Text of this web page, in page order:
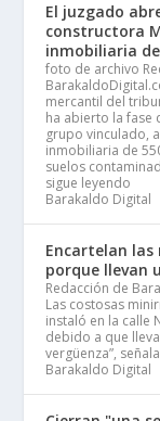
El juzgado
constructora
inmobiliaria
foto de archivo
mercantil del
ha abierto la fase
grupo vinculado,
inmobiliaria de
suelos
sigue leyendo
Barakaldo Digital
Encartelan
porque llevan
Redacción de
Las costosas
instaló en la calle
debido a que
vergüenza”,
Barakaldo Digital